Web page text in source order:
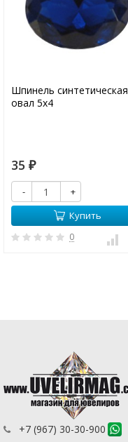
Шпинель синтетическая
овал 5х4
35 ₽
-
+
Купить
0
+7 (967) 30-30-900